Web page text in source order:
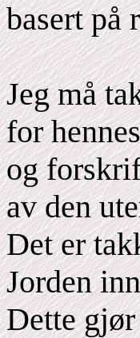
basert på
Jeg må
for
og
av den
Det er
Jorden
Dette